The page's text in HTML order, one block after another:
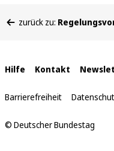
befinden
zurück zu:
Interne
Links
Hilfe Kontakt
Barrierefreiheit
© Deutscher Bundestag